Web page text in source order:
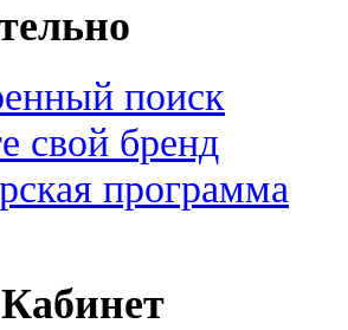
поиск
свой бренд
программа